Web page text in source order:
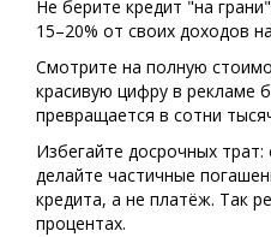
Не берите кредит "на
15–20% от своих доходов
Смотрите на полную
красивую цифру в рекламе
превращается в сотни
Избегайте досрочных
делайте частичные
кредита, а не платёж. Так
процентах.